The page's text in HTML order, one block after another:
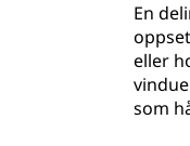
En
eller
som